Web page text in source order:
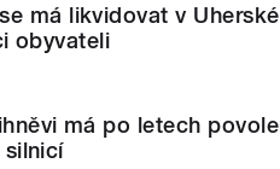
má likvidovat v
obyvateli
má po letech
silnicí